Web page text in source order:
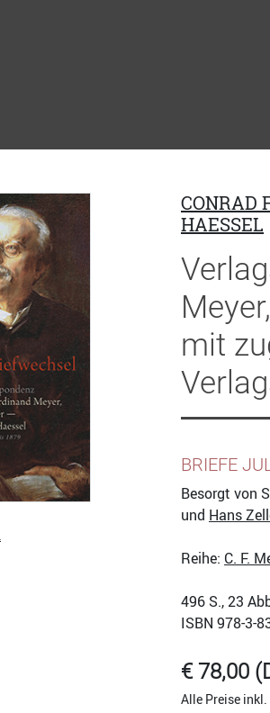
CONRAD
HAESSEL
mit
BRIEFE
Besorgt von
und Hans
Reihe: C. F.
496 S., 23
ISBN 978-3-
€ 78,00
Alle Preise